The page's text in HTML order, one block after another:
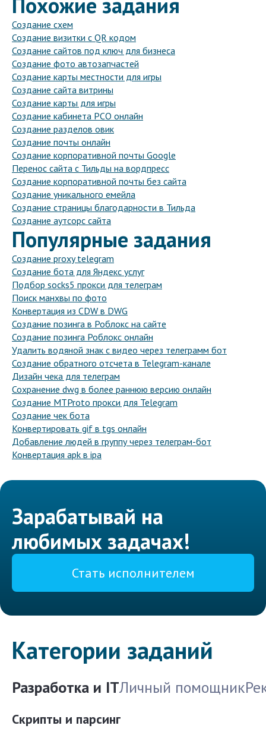
Создание схем
Создание визитки с QR кодом
Создание сайтов под ключ для бизнеса
Создание фото автозапчастей
Создание карты местности для игры
Создание сайта витрины
Создание карты для игры
Создание кабинета РСО онлайн
Создание разделов овик
Создание почты онлайн
Создание корпоративной почты Google
Перенос сайта с Тильды на вордпресс
Создание корпоративной почты без сайта
Создание уникального емейла
Создание страницы благодарности в Тильда
Создание аутсорс сайта
Популярные задания
Создание proxy telegram
Создание бота для Яндекс услуг
Подбор socks5 прокси для телеграм
Поиск манхвы по фото
Конвертация из CDW в DWG
Создание позинга в Роблокс на сайте
Создание позинга Роблокс онлайн
Удалить водяной знак с видео через телеграмм бот
Создание обратного отсчета в Telegram-канале
Дизайн чека для телеграм
Сохранение dwg в более раннюю версию онлайн
Создание MTProto прокси для Telegram
Создание чек бота
Конвертировать gif в tgs онлайн
Добавление людей в группу через телеграм-бот
Конвертация apk в ipa
Зарабатывай на
любимых задачах!
Стать исполнителем
Категории заданий
Разработка и ITЛичный помощник
Скрипты и парсинг